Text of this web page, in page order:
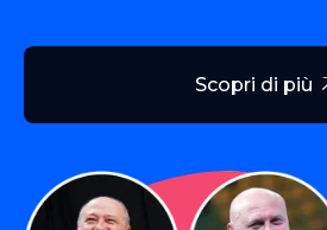
Scopri di più